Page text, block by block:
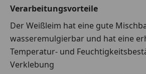
Verarbeitungsvorteile
Der Weißleim hat eine gute
wasseremulgierbar und hat eine
Temperatur- und
Verklebung